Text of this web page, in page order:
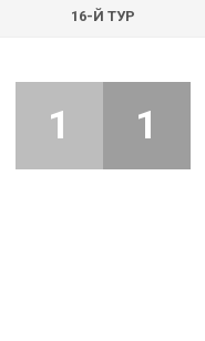
16-Й ТУР
1 1